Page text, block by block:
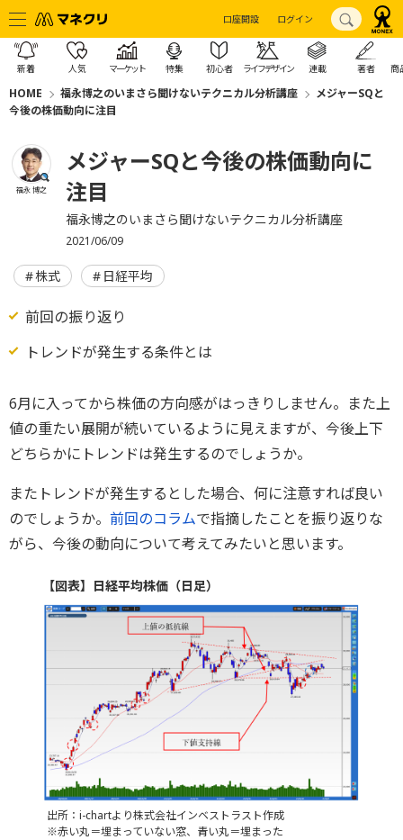
口座開設 ログイン
新着 人気 マーケット 特集 初心者 ライフデザイン 連載 著者 商
HOME 福永博之のいまさら聞けないテクニカル分析講座
メジャーSQと
今後の株価動向に注目
福永 博之
メジャーSQと今後の株価動向に
注目
福永博之のいまさら聞けないテクニカル分析講座
2021/06/09
株式 日経平均
前回の振り返り
トレンドが発生する条件とは
6月に入ってから株価の方向感がはっきりしません。また上
値の重たい展開が続いているように見えますが、今後上下
どちらかにトレンドは発生するのでしょうか。
またトレンドが発生するとした場合、何に注意すれば良い
のでしょうか。 前回のコラムで指摘したことを振り返りな
がら、今後の動向について考えてみたいと思います。
【図表】日経平均株価（日足）
出所：i-chartより株式会社インベストラスト作成
※赤い丸＝埋まっていない窓、青い丸＝埋まった